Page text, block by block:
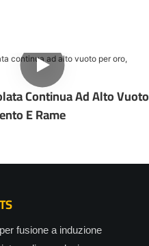
Continua Ad Alto Vuoto
E Rame
fusione a induzione